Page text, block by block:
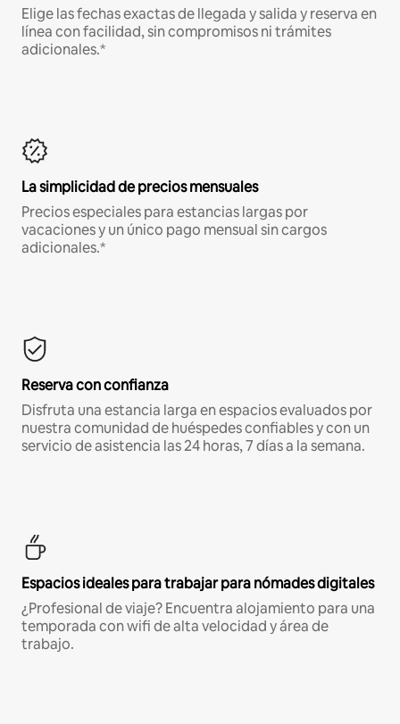
Elige las fechas exactas de llegada y salida y reserva en
línea con facilidad, sin compromisos ni trámites
adicionales.*
La simplicidad de precios mensuales
Precios especiales para estancias largas por
vacaciones y un único pago mensual sin cargos
adicionales.*
Reserva con confianza
Disfruta una estancia larga en espacios evaluados por
nuestra comunidad de huéspedes confiables y con un
servicio de asistencia las 24 horas, 7 días a la semana.
Espacios ideales para trabajar para nómades digitales
¿Profesional de viaje? Encuentra alojamiento para una
temporada con wifi de alta velocidad y área de
trabajo.